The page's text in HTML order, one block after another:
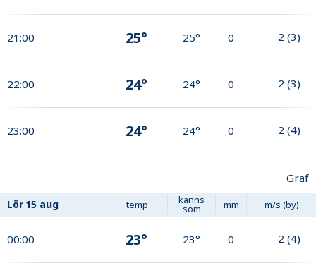
21:00 25° 25° 0 2 (3)
22:00 24° 24° 0 2 (3)
23:00 24° 24° 0 2 (4)
Graf
Lör 15 aug temp känns
som mm m/s (by)
00:00 23° 23° 0 2 (4)